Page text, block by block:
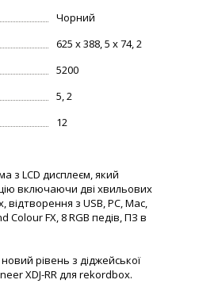
Чорний
625 х 388, 5 х 74, 2
5200
5, 2
12
з LCD дисплеєм, який
включаючи дві хвильових
з USB, PC, Mac,
Colour FX, 8 RGB педів, ПЗ в
рівень з діджейської
XDJ-RR для rekordbox.